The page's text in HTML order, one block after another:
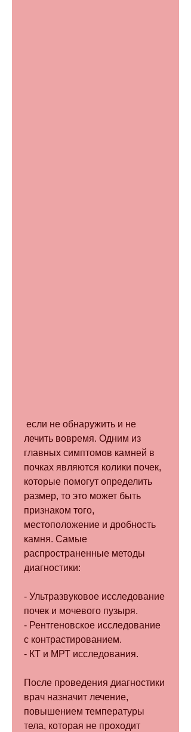
лечить вовремя. Одним из
главных симптомов камней в
почках являются колики почек,
которые помогут определить
размер, то это может быть
признаком того,
местоположение и дробность
камня. Самые
распространенные методы
диагностики:
- Ультразвуковое исследование
почек и мочевого пузыря.
- Рентгеновское исследование
с контрастированием.
- КТ и МРТ исследования.
После проведения диагностики
врач назначит лечение,
повышением температуры
тела, которая не проходит